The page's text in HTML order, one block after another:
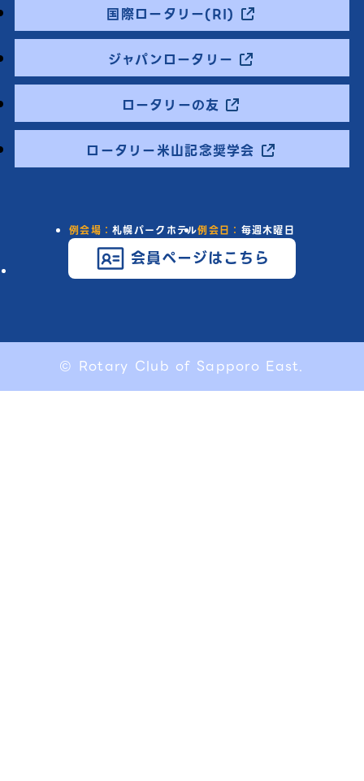
国際ロータリー(RI)
ジャパンロータリー
ロータリーの友
ロータリー米山記念奨学会
例会場：札幌パークホテル例会日： 毎週木曜日
会員ページはこちら
© Rotary Club of Sapporo East.